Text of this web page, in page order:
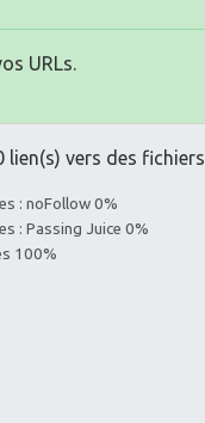
URLs.
vers des fichiers
: noFollow 0%
: Passing Juice 0%
100%